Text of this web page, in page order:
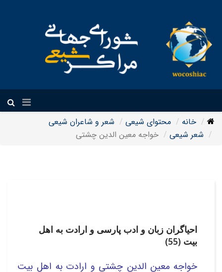
خانه محتوای شیعی
شعر و شاعران شیعی
شعر شیعی
خواجه معین الدین چشتی
احیاگران زبان و ادب پارسی و ارادت به اهل
بیت (55)
خواجه معین الدین چِشتی و ارادت به اهل بیت